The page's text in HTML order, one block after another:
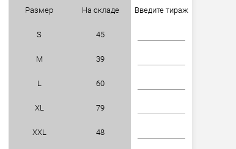
Размер На складе Введите тираж
S 45
M 39
L 60
XL 79
XXL 48